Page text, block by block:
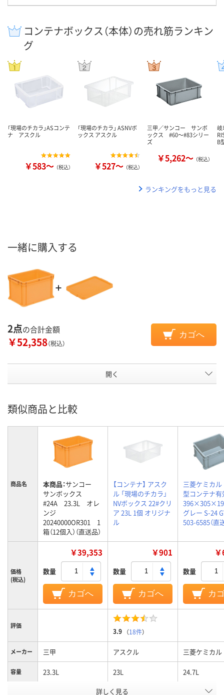
コンテナボックス（本体）の売れ筋ランキン
グ
「現場のチカラ」ASコンテ
ナ アスクル
￥583～ （税込）
「現場のチカラ」 ASNVボ
ックス アスクル
￥527～ （税込）
三甲／サンコー サンボ
ックス #60～#83シリー
ズ
￥5,262～ （税込）
岐
B
ランキングをもっと見る
一緒に購入する
2点の合計金額
￥52,358（税込）
カゴへ
開く
類似商品と比較
商品名 本商品：サンコー
サンボックス
#24A 23.3L オレ
ンジ
20240000OR301 1
箱（12個入）（直送品）
【コンテナ】 アスク
ル 「現場のチカラ」
NVボックス 22#クリ
ア 23L 1個 オリジナ
ル
三菱ケミカル
型コンテナ
グレー S-24
503-6585（直
価格
(税込)
￥39,353
数量
カゴへ
￥901
数量
カゴへ
数量
カ
評価
3.9 （18件）
メーカー 三甲 アスクル 三菱ケミカル
容量 23.3L 23L 24.7L
ポリプロピレン
詳しく見る